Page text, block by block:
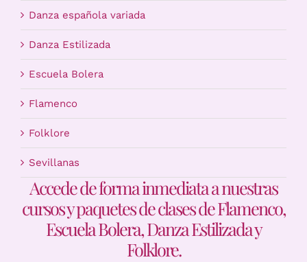
Danza española variada
Danza Estilizada
Escuela Bolera
Flamenco
Folklore
Sevillanas
Accede de forma inmediata a nuestras
cursos y paquetes de clases de Flamenco,
Escuela Bolera, Danza Estilizada y
Folklore.